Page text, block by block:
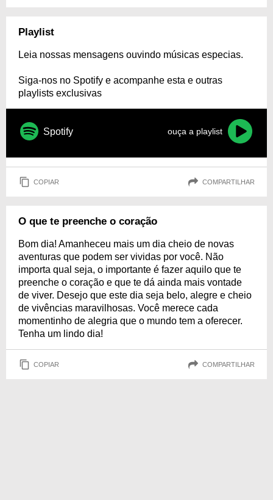
Playlist
Leia nossas mensagens ouvindo músicas especias.
Siga-nos no Spotify e acompanhe esta e outras
playlists exclusivas
Spotify ouça a playlist
COPIAR COMPARTILHAR
O que te preenche o coração
Bom dia! Amanheceu mais um dia cheio de novas
aventuras que podem ser vividas por você. Não
importa qual seja, o importante é fazer aquilo que te
preenche o coração e que te dá ainda mais vontade
de viver. Desejo que este dia seja belo, alegre e cheio
de vivências maravilhosas. Você merece cada
momentinho de alegria que o mundo tem a oferecer.
Tenha um lindo dia!
COPIAR COMPARTILHAR